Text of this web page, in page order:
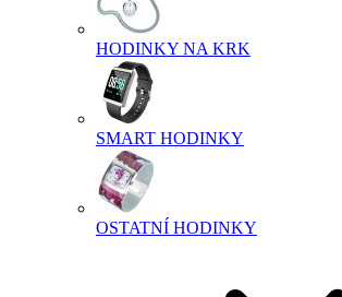
HODINKY NA KRK
SMART HODINKY
OSTATNÍ HODINKY